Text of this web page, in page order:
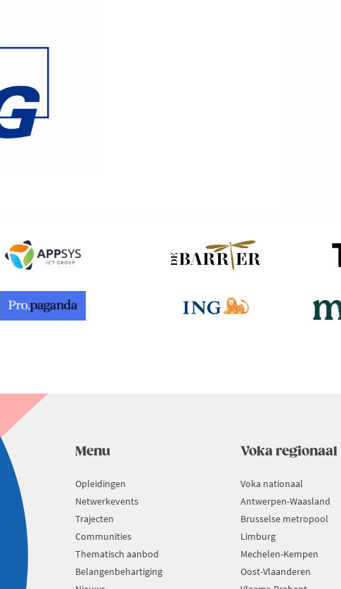
Menu
Opleidingen
Netwerkevents
Trajecten
Communities
Thematisch aanbod
Belangenbehartiging
Voka regionaal
Voka nationaal
Antwerpen-Waasland
Brusselse metropool
Limburg
Mechelen-Kempen
Oost-Vlaanderen